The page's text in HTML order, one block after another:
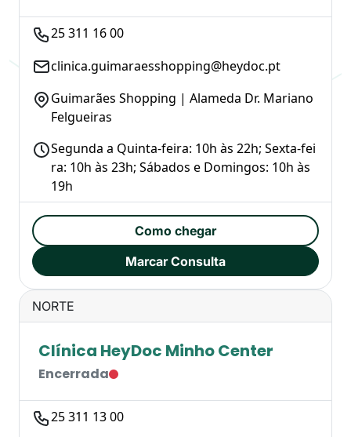
25 311 16 00
clinica.guimaraesshopping@heydoc.pt
Guimarães Shopping | Alameda Dr. Mariano
Felgueiras
Segunda a Quinta-feira: 10h às 22h; Sexta-fei
ra: 10h às 23h; Sábados e Domingos: 10h às
19h
Como chegar
Marcar Consulta
NORTE
Clínica HeyDoc Minho Center
Encerrada
25 311 13 00